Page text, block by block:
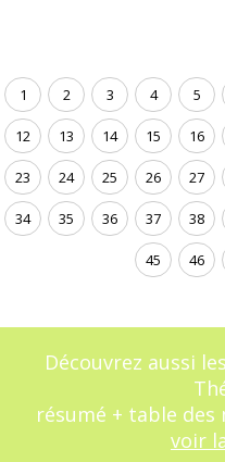
1 2 3 4 5
12 13 14 15 16
23 24 25 26 27
34 35 36 37 38
45 46
Découvrez aussi
résumé + table
voir